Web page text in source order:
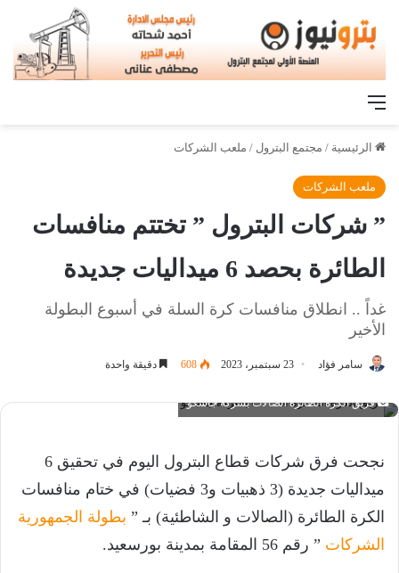
القائمة
الرئيسية / مجتمع البترول / ملعب الشركات
ملعب الشركات
” شركات البترول ” تختتم منافسات
الطائرة بحصد 6 ميداليات جديدة
غداً .. انطلاق منافسات كرة السلة في أسبوع البطولة
الأخير
سامر فؤاد 23 سبتمبر، 2023 608 دقيقة واحدة
فريق الكرة الطائرة الصالات بشركة جاسكو
نجحت فرق شركات قطاع البترول اليوم في تحقيق 6
ميداليات جديدة (3 ذهبيات و3 فضيات) في ختام منافسات
الكرة الطائرة (الصالات و الشاطئية) بـ ” بطولة الجمهورية
الشركات ” رقم 56 المقامة بمدينة بورسعيد.